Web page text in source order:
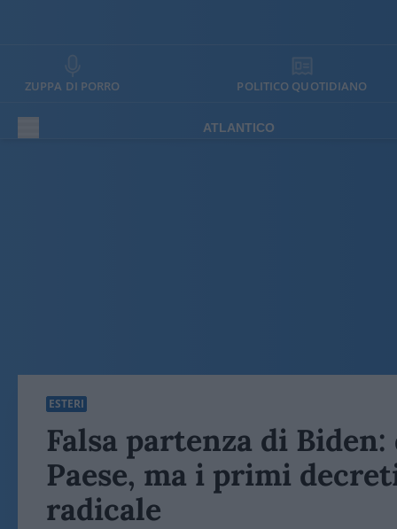
ZUPPA DI PORRO POLITICO QUOTIDIANO
ATLANTICO
ESTERI
Falsa partenza di
Paese, ma i primi
radicale